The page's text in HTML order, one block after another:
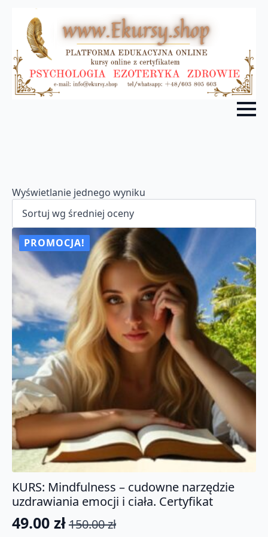
Wyświetlanie jednego wyniku
PROMOCJA!
KURS: Mindfulness – cudowne narzędzie
uzdrawiania emocji i ciała. Certyfikat
150.00zł
Pierwotna
49.00 zł
Aktualna